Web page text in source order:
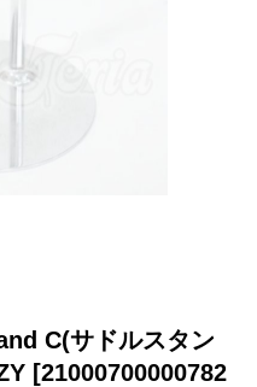
C(サドルスタン
[21000700000782